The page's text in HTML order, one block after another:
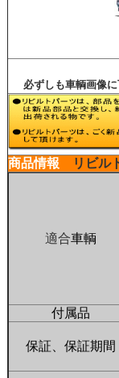
必ずしも車輌画像
商品情報 リビル
適合車輌
付属品
保証、保証期間